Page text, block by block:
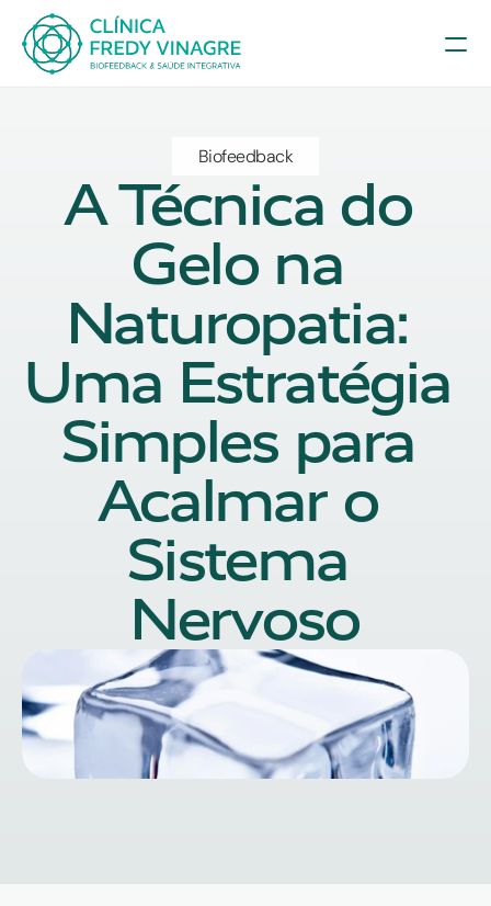
Biofeedback
A Técnica do
Gelo na
Naturopatia:
Uma Estratégia
Simples para
Acalmar o
Sistema
Nervoso